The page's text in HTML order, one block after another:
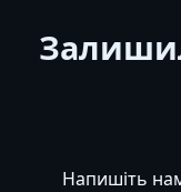
Напишіть